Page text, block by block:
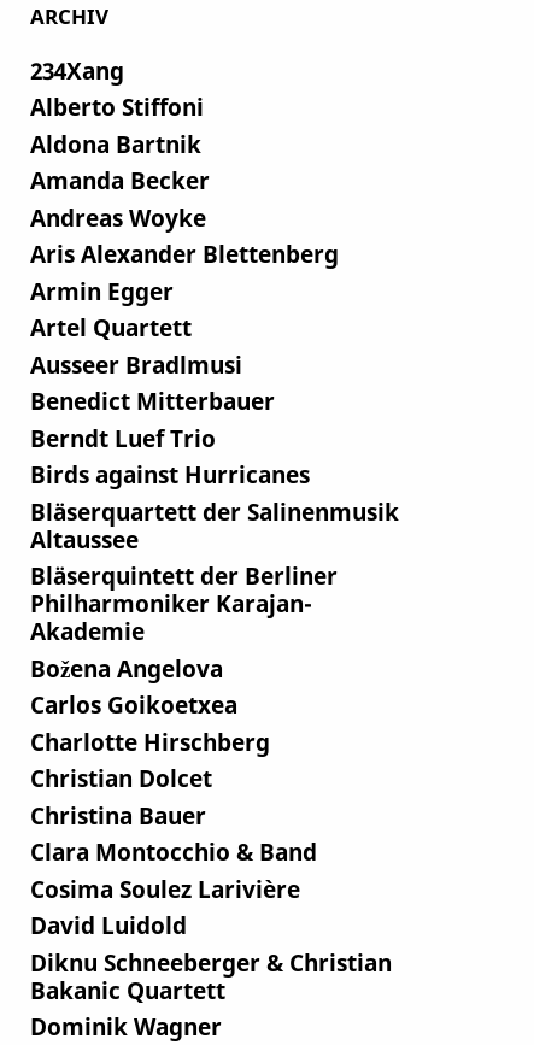
ARCHIV
234Xang
Alberto Stiffoni
Aldona Bartnik
Amanda Becker
Andreas Woyke
Aris Alexander Blettenberg
Armin Egger
Artel Quartett
Ausseer Bradlmusi
Benedict Mitterbauer
Berndt Luef Trio
Birds against Hurricanes
Bläserquartett der Salinenmusik
Altaussee
Bläserquintett der Berliner
Philharmoniker Karajan-
Akademie
Božena Angelova
Carlos Goikoetxea
Charlotte Hirschberg
Christian Dolcet
Christina Bauer
Clara Montocchio & Band
Cosima Soulez Larivière
David Luidold
Diknu Schneeberger & Christian
Bakanic Quartett
Dominik Wagner